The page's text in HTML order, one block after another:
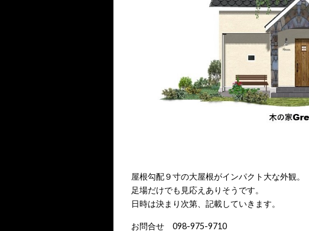
屋根勾配９寸の大屋根がインパクト大な外観。
足場だけでも見応えありそうです。
日時は決まり次第、記載していきます。
お問合せ 098-975-9710